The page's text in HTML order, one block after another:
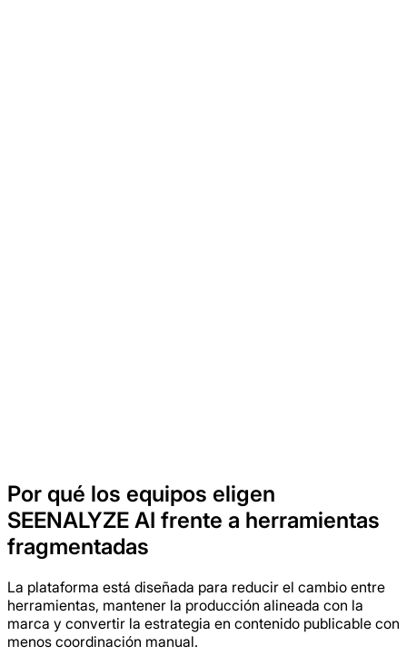
Por qué los equipos eligen
SEENALYZE AI frente a herramientas
fragmentadas
La plataforma está diseñada para reducir el cambio entre
herramientas, mantener la producción alineada con la
marca y convertir la estrategia en contenido publicable con
menos coordinación manual.